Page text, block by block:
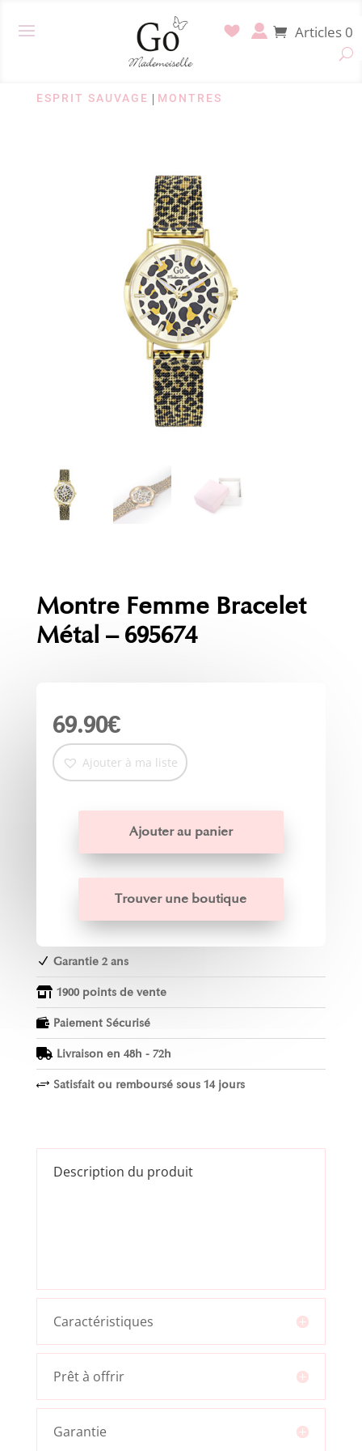
Articles 0
ESPRIT SAUVAGE | MONTRES
Montre Femme Bracelet
Métal – 695674
69.90€
Ajouter à ma liste
Ajouter au panier
Trouver une boutique
N Garantie 2 ans
 1900 points de vente
 Paiement Sécurisé
 Livraison en 48h - 72h
+ Satisfait ou remboursé sous 14 jours
Description du produit
Caractéristiques
Prêt à offrir
Garantie